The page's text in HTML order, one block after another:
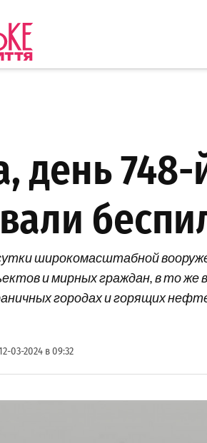
день
широкомасштабной
и мирных граждан, в то же
городах и горящих
03-2024 в 09:32